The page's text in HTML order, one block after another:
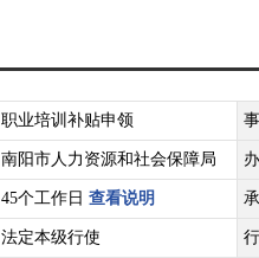
职业培训补贴申领
南阳市人力资源和社会保障局
45个工作日 查看说明
法定本级行使